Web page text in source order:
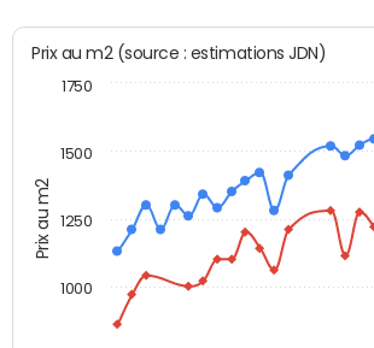
Prix au m2
Prix au m2 (source : estimations JDN)
1000
1250
1500
1750